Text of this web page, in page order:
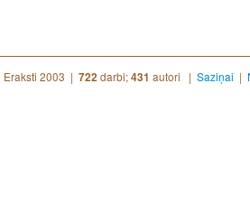
Eraksti 2003 | 722 darbi;431 autori | Saziņai |